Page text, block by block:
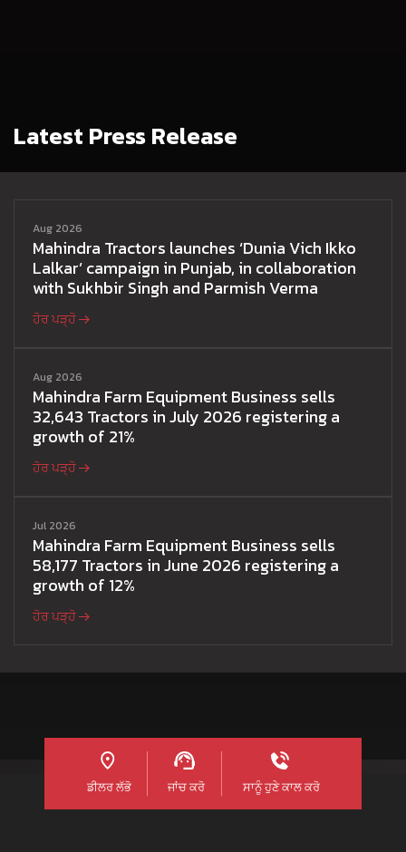
Latest Press Release
Aug 2026
Mahindra Tractors launches ‘Dunia Vich Ikko
Lalkar’ campaign in Punjab, in collaboration
with Sukhbir Singh and Parmish Verma
ਹੋਰ ਪੜ੍ਹੋ
Aug 2026
Mahindra Farm Equipment Business sells
32,643 Tractors in July 2026 registering a
growth of 21%
ਹੋਰ ਪੜ੍ਹੋ
Jul 2026
Mahindra Farm Equipment Business sells
58,177 Tractors in June 2026 registering a
growth of 12%
ਹੋਰ ਪੜ੍ਹੋ
ਡੀਲਰ ਲੱਭੋ ਜਾਂਚ ਕਰੋ ਸਾਨੂੰ ਹੁਣੇ ਕਾਲ ਕਰੋ